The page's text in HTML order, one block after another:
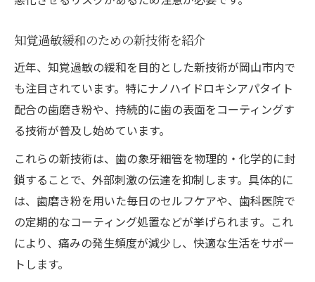
知覚過敏緩和のための新技術を紹介
近年、知覚過敏の緩和を目的とした新技術が岡山市内で
も注目されています。特にナノハイドロキシアパタイト
配合の歯磨き粉や、持続的に歯の表面をコーティングす
る技術が普及し始めています。
これらの新技術は、歯の象牙細管を物理的・化学的に封
鎖することで、外部刺激の伝達を抑制します。具体的に
は、歯磨き粉を用いた毎日のセルフケアや、歯科医院で
の定期的なコーティング処置などが挙げられます。これ
により、痛みの発生頻度が減少し、快適な生活をサポー
トします。